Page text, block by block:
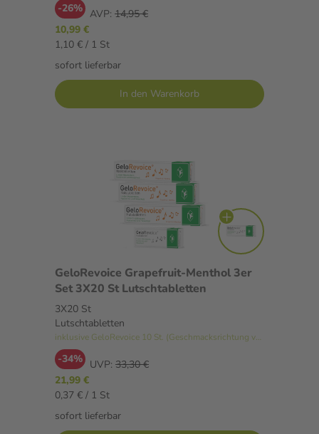
-26% AVP: 14,95 €
10,99 €
1,10 € / 1 St
sofort lieferbar
In den Warenkorb
GeloRevoice Grapefruit-Menthol 3er
Set 3X20 St Lutschtabletten
3X20 St
Lutschtabletten
inklusive GeloRevoice 10 St. (Geschmacksrichtung variiert)
-34% UVP: 33,30 €
21,99 €
0,37 € / 1 St
sofort lieferbar